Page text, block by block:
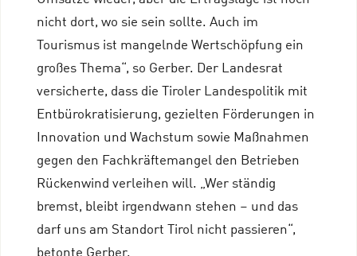
nicht dort, wo sie sein sollte. Auch im
Tourismus ist mangelnde Wertschöpfung ein
großes Thema“, so Gerber. Der Landesrat
versicherte, dass die Tiroler Landespolitik mit
Entbürokratisierung, gezielten Förderungen in
Innovation und Wachstum sowie Maßnahmen
gegen den Fachkräftemangel den Betrieben
Rückenwind verleihen will. „Wer ständig
bremst, bleibt irgendwann stehen – und das
darf uns am Standort Tirol nicht passieren“,
betonte Gerber.